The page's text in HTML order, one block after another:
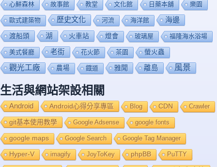
心鮮森林 故事館 教堂 文化館 日藥本舖 樂園
歐式建築物 歷史文化 河流 海洋館 海邊
渡船頭 湖 火車站 燈會 玻璃屋 福隆海水浴場
美式餐廳 老街 花火節 茶園 螢火蟲
觀光工廠 農場 鐡道 雅聞 離島 風景
生活與網站架設相關
Android Android心得分享專區 Blog CDN Crawler
git基本使用教學 Google Adsense google fonts
google maps Google Search Google Tag Manager
Hyper-V imagify JoyToKey phpBB PuTTY